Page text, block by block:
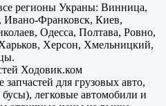
регионы Украны: Винница,
Франковск, Киев,
Одесса, Полтава, Ровно,
Херсон, Хмельницкий,
Ходовик.ком
для грузовых авто,
легковые автомобили и